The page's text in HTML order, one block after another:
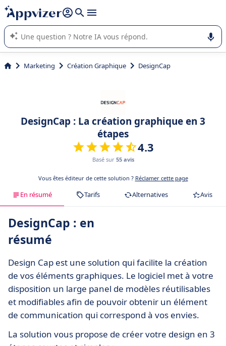
répondre (plusieurs lignes avec
L'IA de Appvizer vous guide dans l'utilisation ou la sélection de
logiciel SaaS en entreprise.
Marketing Création Graphique DesignCap
DesignCap : La création graphique en 3
étapes
4.3
Basé sur 55 avis
Vous êtes éditeur de cette solution ? Réclamer cette page
En résumé Tarifs Alternatives Avis
DesignCap : en
résumé
Design Cap est une solution qui facilite la création
de vos éléments graphiques. Le logiciel met à votre
disposition un large panel de modèles réutilisables
et modifiables afin de pouvoir obtenir un élément
de communication qui correspond à vos envies.
La solution vous propose de créer votre design en 3